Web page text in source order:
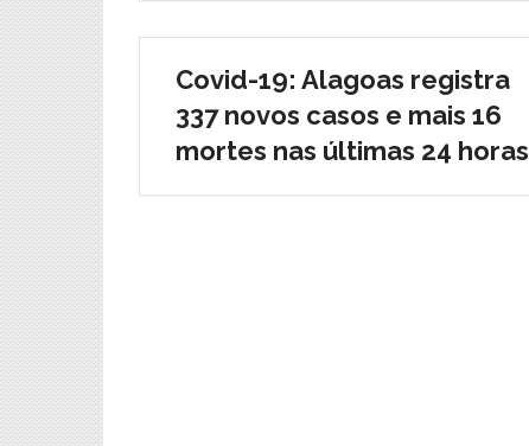
Covid-19: Alagoas registra
337 novos casos e mais 16
mortes nas últimas 24 horas